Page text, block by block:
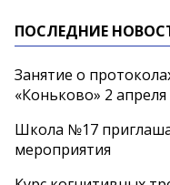
ПОСЛЕДНИЕ
Занятие о
«Коньково» 2 апреля
Школа №17
мероприятия